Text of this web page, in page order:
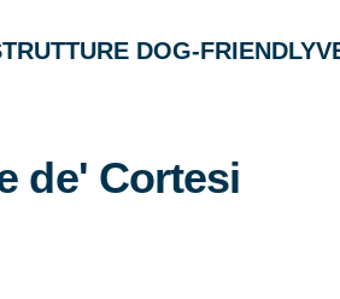
DOG-FRIENDLY
de' Cortesi